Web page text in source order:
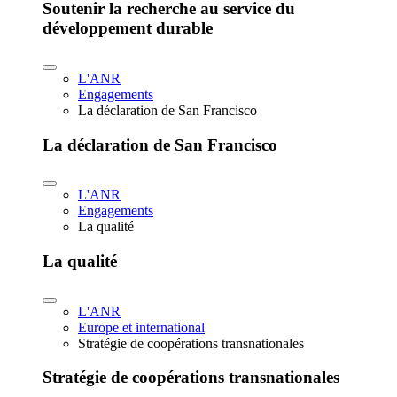
Soutenir la recherche au service du
développement durable
L'ANR
Engagements
La déclaration de San Francisco
La déclaration de San Francisco
L'ANR
Engagements
La qualité
La qualité
L'ANR
Europe et international
Stratégie de coopérations transnationales
Stratégie de coopérations transnationales